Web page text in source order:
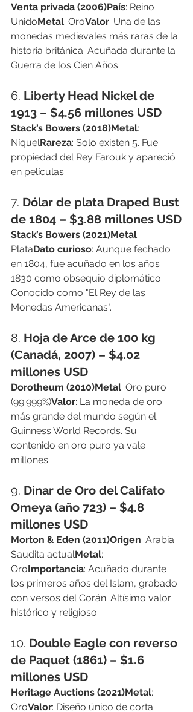
Venta privada (2006)País: Reino
UnidoMetal: OroValor: Una de las
monedas medievales más raras de la
historia británica. Acuñada durante la
Guerra de los Cien Años.
6. Liberty Head Nickel de
1913 – $4.56 millones USD
Stack’s Bowers (2018)Metal:
NíquelRareza: Solo existen 5. Fue
propiedad del Rey Farouk y apareció
en películas.
7. Dólar de plata Draped Bust
de 1804 – $3.88 millones USD
Stack’s Bowers (2021)Metal:
PlataDato curioso: Aunque fechado
en 1804, fue acuñado en los años
1830 como obsequio diplomático.
Conocido como "El Rey de las
Monedas Americanas".
8. Hoja de Arce de 100 kg
(Canadá, 2007) – $4.02
millones USD
Dorotheum (2010)Metal: Oro puro
(99.999%)Valor: La moneda de oro
más grande del mundo según el
Guinness World Records. Su
contenido en oro puro ya vale
millones.
9. Dinar de Oro del Califato
Omeya (año 723) – $4.8
millones USD
Morton & Eden (2011)Origen: Arabia
Saudita actualMetal:
OroImportancia: Acuñado durante
los primeros años del Islam, grabado
con versos del Corán. Altísimo valor
histórico y religioso.
10. Double Eagle con reverso
de Paquet (1861) – $1.6
millones USD
Heritage Auctions (2021)Metal:
OroValor: Diseño único de corta